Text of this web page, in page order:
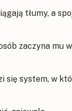
tłumy, a
zaczyna mu
się system, w